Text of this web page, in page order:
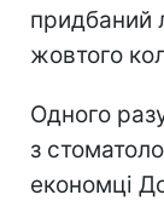
придбаний
жовтого
Одного
з
економці